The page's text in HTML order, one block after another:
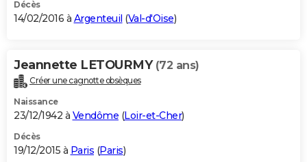
Décès
14/02/2016 à Argenteuil (Val-d'Oise)
Jeannette LETOURMY (72 ans)
Créer une cagnotte obsèques
Naissance
23/12/1942 à Vendôme (Loir-et-Cher)
Décès
19/12/2015 à Paris (Paris)